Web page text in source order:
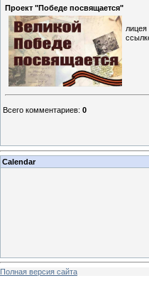
Проект "Победе посвящается"
Всего комментариев: 0
Calendar
Полная версия сайта